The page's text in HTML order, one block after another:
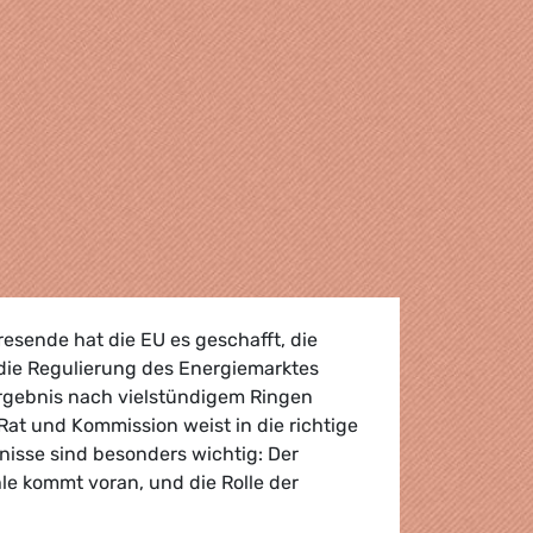
hat die EU es geschafft, die
Regulierung des Energiemarktes
nach vielstündigem Ringen
und Kommission weist in die richtige
sind besonders wichtig: Der
kommt voran, und die Rolle der